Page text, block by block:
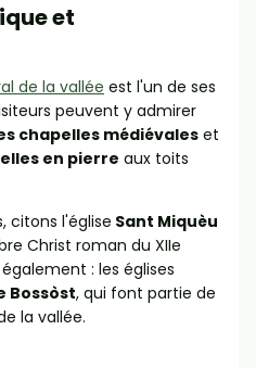
et
de la vallée est l'un de ses
peuvent y admirer
chapelles médiévales et
en pierre aux toits
citons l'église Sant Miquèu
Christ roman du XIIe
: les églises
Bossòst, qui font partie de
la vallée.